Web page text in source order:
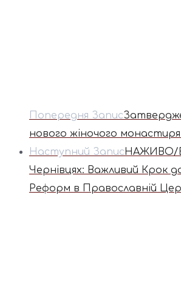
Попередня Запис
нового жіночого монастиря
Наступний ЗаписНАЖИВО/
Чернівцях: Важливий Крок
Реформ в Православній